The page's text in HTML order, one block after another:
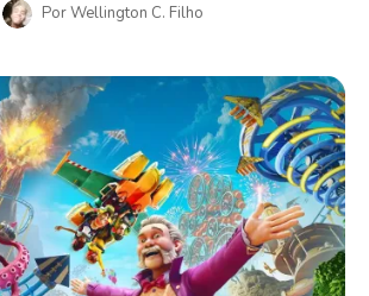
PorWellington C. Filho